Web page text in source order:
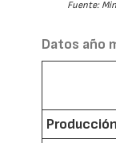
Fuente:
Datos año